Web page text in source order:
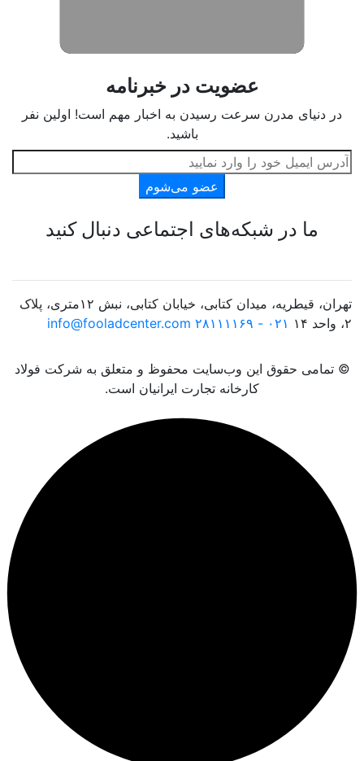
عضویت در خبرنامه
در دنیای مدرن سرعت رسیدن به اخبار مهم است! اولین نفر
باشید.
عضو می‌شوم
ما در شبکه‌های اجتماعی دنبال کنید
تهران، قیطریه، میدان کتابی، خیابان کتابی، نبش ۱۲متری، پلاک
۲، واحد ۱۴
۰۲۱ - ۲۸۱۱۱۱۶۹ info@fooladcenter.com
© تمامی حقوق این وب‌سایت محفوظ و متعلق به شرکت فولاد
کارخانه تجارت ایرانیان است.